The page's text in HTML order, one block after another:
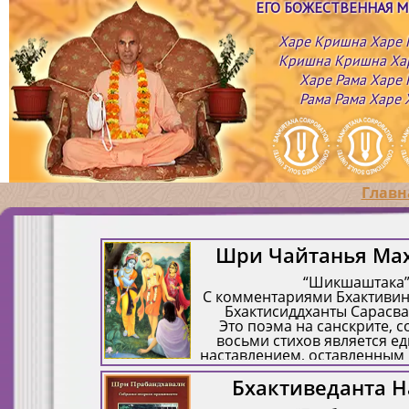
ЕГО БОЖЕСТВЕННАЯ
Харе Кришна Харе
Кришна Кришна
Харе Рама Харе
Рама Рама Харе
Шри Чайтанья
“Шикшаштака”
С комментариями
Бхактисиддханты
Это поэма на санскрите,
восьми стихов является
наставлением,
Махапрабху в
Считается, что в
«Шикшаштаки»
Бхактиведанта